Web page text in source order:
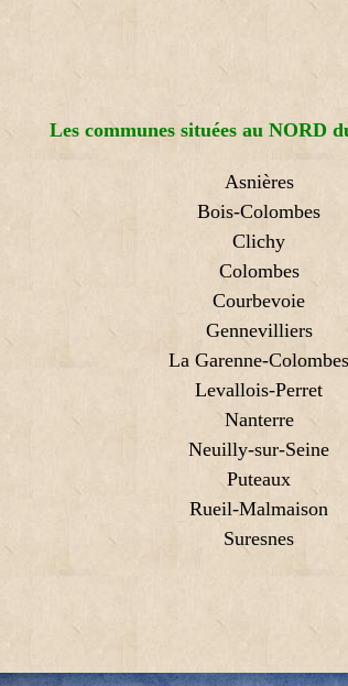
Les communes situées au NORD
Asnières
Bois-Colombes
Clichy
Colombes
Courbevoie
Gennevilliers
La Garenne-Colombes
Levallois-Perret
Nanterre
Neuilly-sur-Seine
Puteaux
Rueil-Malmaison
Suresnes